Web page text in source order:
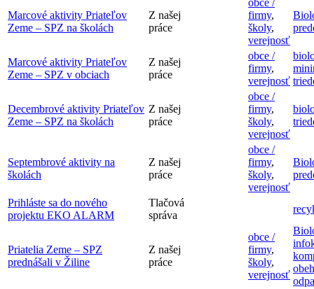
Marcové aktivity Priateľov
Zeme – SPZ na školách
Z našej
práce
firmy,
školy,
verejnosť
Marcové aktivity Priateľov
Zeme – SPZ v obciach
Z našej
práce
obce /
firmy,
verejnosť
Decembrové aktivity Priateľov
Zeme – SPZ na školách
Z našej
práce
obce /
firmy,
školy,
verejnosť
Septembrové aktivity na
školách
Z našej
práce
obce /
firmy,
školy,
verejnosť
Prihláste sa do nového
projektu EKO ALARM
Tlačová
správa
Priatelia Zeme – SPZ
prednášali v Žiline
Z našej
práce
obce /
firmy,
školy,
verejnosť